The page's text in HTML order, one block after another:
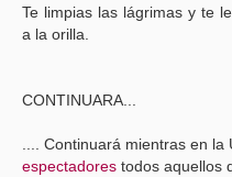
Te limpias las lágrimas y te
a la orilla.
CONTINUARA...
.... Continuará mientras en
espectadores todos aquellos